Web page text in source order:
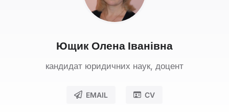
Ющик Олена Іванівна
кандидат юридичних наук, доцент
EMAIL CV